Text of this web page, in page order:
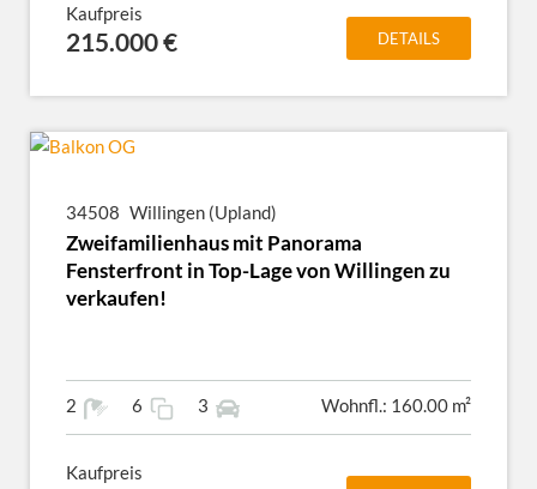
Kaufpreis
215.000 € DETAILS
34508 Willingen (Upland)
Zweifamilienhaus mit Panorama
Fensterfront in Top-Lage von Willingen zu
verkaufen!
2 6 3 Wohnfl.: 160.00 m²
Kaufpreis